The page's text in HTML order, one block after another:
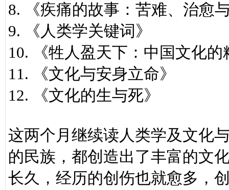
8. 《疾痛的故事：苦难、治愈
9. 《人类学关键词》
10. 《牲人盈天下：中国文化的
11. 《文化与安身立命》
12. 《文化的生与死》
这两个月继续读人类学及文化
的民族，都创造出了丰富的文
长久，经历的创伤也就愈多，